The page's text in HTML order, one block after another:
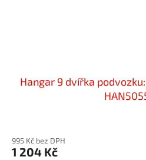
Hangar 9 dvířka
995 Kč bez DPH
1 204 Kč